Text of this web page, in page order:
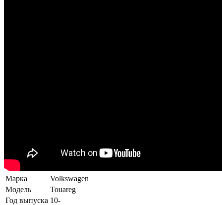
Марка
Volkswagen
Модель
Touareg
Год выпуска 10-